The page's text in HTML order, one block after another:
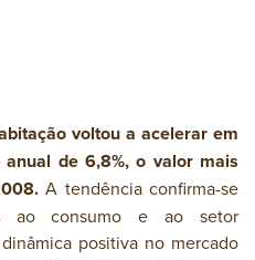
voltou a acelerar em
de 6,8%, o valor mais
A tendência confirma-se
ao consumo e ao setor
positiva no mercado